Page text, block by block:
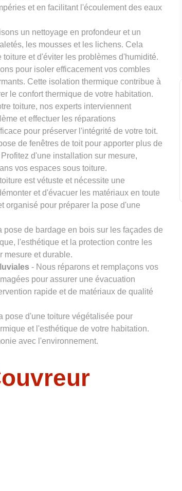
et en facilitant l'écoulement des eaux
un nettoyage en profondeur et un
les mousses et les lichens. Cela
et d'éviter les problèmes d'humidité.
pour isoler efficacement vos combles
Cette isolation thermique contribue à
le confort thermique de votre habitation.
toiture, nos experts interviennent
et effectuer les réparations
pour préserver l'intégrité de votre toit.
de fenêtres de toit pour apporter plus de
d'une installation sur mesure,
vos espaces sous toiture.
est vétuste et nécessite une
et d'évacuer les matériaux en toute
organisé pour préparer la pose d'une
pose de bardage en bois sur les façades de
l'esthétique et la protection contre les
mesure et durable.
- Nous réparons et remplaçons vos
pour assurer une évacuation
rapide et de matériaux de qualité
pose d'une toiture végétalisée pour
et l'esthétique de votre habitation.
avec l'environnement.